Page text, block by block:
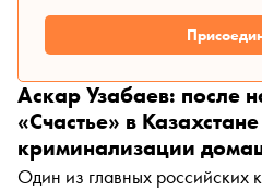
Аскар Узабаев: после
«Счастье» в
криминализации
Один из главных российских